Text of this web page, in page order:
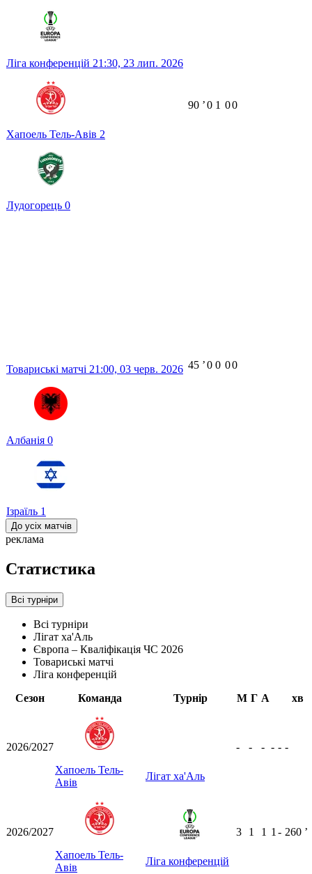
Ліга конференцій 21:30, 23 лип. 2026
Хапоель Тель-Авів 2
Лудогорець 0
90 ʼ0 1 00
Товариські матчі 21:00, 03 черв. 2026
Албанія 0
Ізраїль 1
45 ʼ0 0 00
До усіх матчів
реклама
Статистика
Всі турніри
Всі турніри
Лігат ха'Аль
Європа – Кваліфікація ЧС 2026
Товариські матчі
Ліга конференцій
Сезон
Команда Турнір М Г А хв
2026/2027
Хапоель Тель-
Авів
Лігат ха'Аль
- - - - - -
2026/2027
Хапоель Тель-
Авів
Ліга конференцій
3 1 1 1 - 260 ʼ